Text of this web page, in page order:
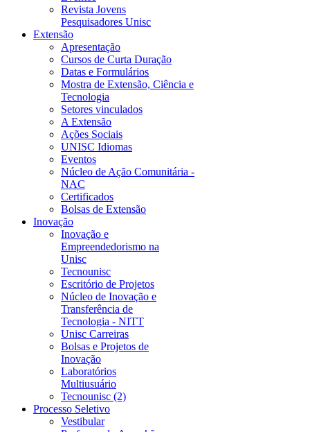
Revista Jovens
Pesquisadores Unisc
Extensão
Apresentação
Cursos de Curta Duração
Datas e Formulários
Mostra de Extensão, Ciência e
Tecnologia
Setores vinculados
A Extensão
Ações Sociais
UNISC Idiomas
Eventos
Núcleo de Ação Comunitária -
NAC
Certificados
Bolsas de Extensão
Inovação
Inovação e
Empreendedorismo na
Unisc
Tecnounisc
Escritório de Projetos
Núcleo de Inovação e
Transferência de
Tecnologia - NITT
Unisc Carreiras
Bolsas e Projetos de
Inovação
Laboratórios
Multiusuário
Tecnounisc (2)
Processo Seletivo
Vestibular